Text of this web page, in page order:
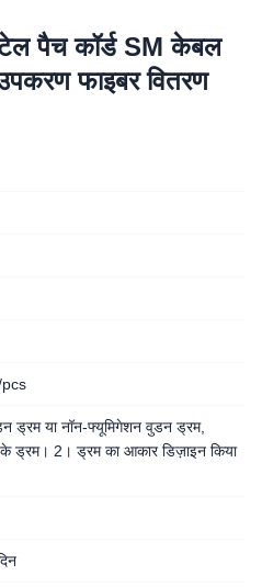
पैच कॉर्ड SM केबल
फाइबर वितरण
ड्रम या नॉन-फ्यूमिगेशन वुडन ड्रम,
के ड्रम। 2। ड्रम का आकार डिज़ाइन किया